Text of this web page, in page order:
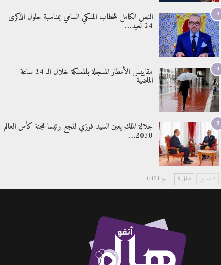
3 النص الكامل للخطاب الملكي السامي بمناسبة حلول الذكرى
24 لعيد…
4 مقاييس الأمطار المسجلة بالمملكة خلال الـ 24 ساعة
الماضية
5 جلالة الملك يعين السيد فوزي لقجع رئيسا للجنة كأس العالم
2030…
السابق التالي 1 من 1٬424